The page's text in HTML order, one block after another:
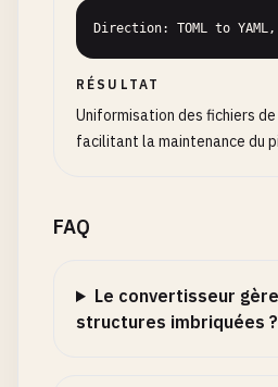
Direction: TOML to
RÉSULTAT
Uniformisation des fichiers
facilitant la maintenance du
FAQ
Le convertisseur
structures imbriquées ?